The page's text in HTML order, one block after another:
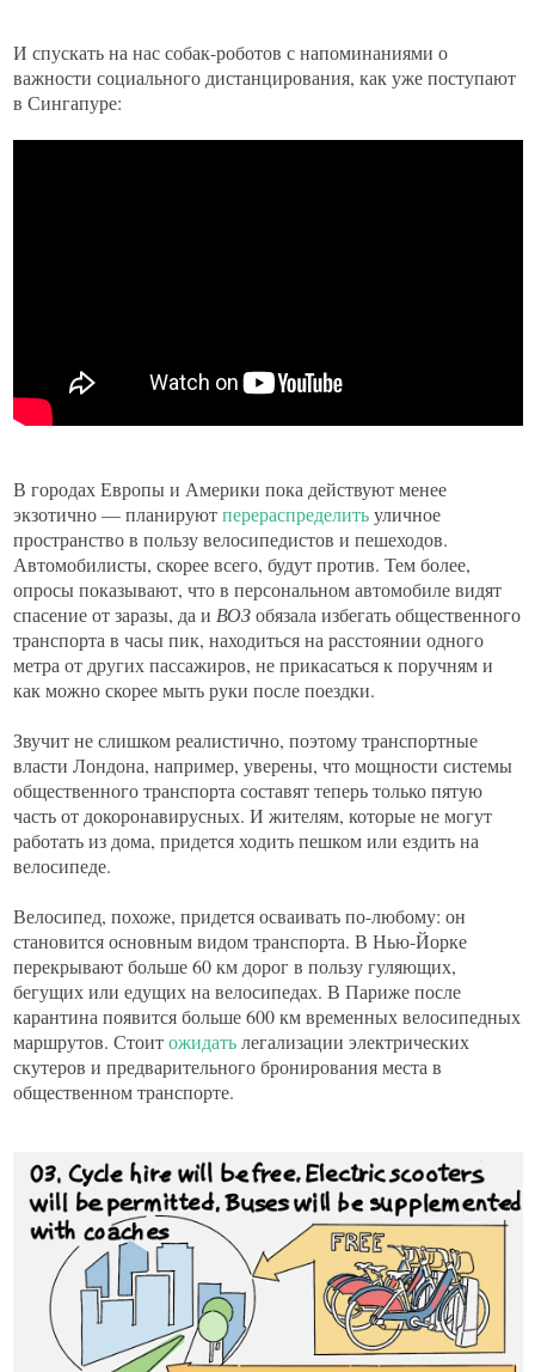
И спускать на нас собак-роботов с напоминаниями о
важности социального дистанцирования, как уже поступают
в Сингапуре:
В городах Европы и Америки пока действуют менее
экзотично — планируютперераспределитьуличное
пространство в пользу велосипедистов и пешеходов.
Автомобилисты, скорее всего, будут против. Тем более,
опросы показывают, что в персональном автомобиле видят
спасение от заразы, да и ВОЗобязала избегать общественного
транспорта в часы пик, находиться на расстоянии одного
метра от других пассажиров, не прикасаться к поручням и
как можно скорее мыть руки после поездки.
Звучит не слишком реалистично, поэтому транспортные
власти Лондона, например, уверены, что мощности системы
общественного транспорта составят теперь только пятую
часть от докоронавирусных. И жителям, которые не могут
работать из дома, придется ходить пешком или ездить на
велосипеде.
Велосипед, похоже, придется осваивать по-любому: он
становится основным видом транспорта. В Нью-Йорке
перекрывают больше 60 км дорог в пользу гуляющих,
бегущих или едущих на велосипедах. В Париже после
карантина появится больше 600 км временных велосипедных
маршрутов. Стоитожидатьлегализации электрических
скутеров и предварительного бронирования места в
общественном транспорте.